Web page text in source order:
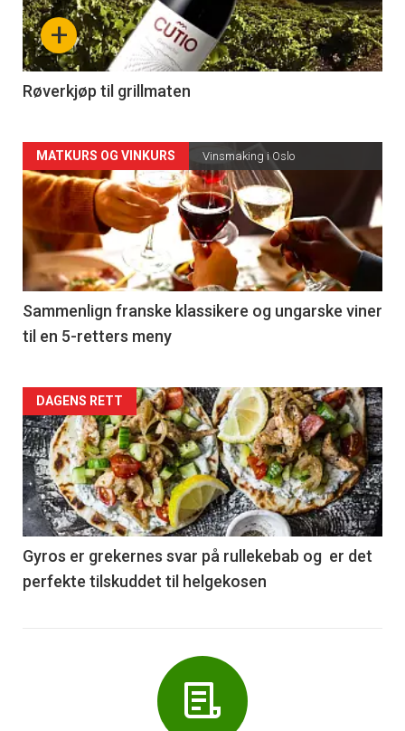
nå
-
4
+
Røverkjøp til grillmaten
Forsiden
akkurat
nå
-
5
MATKURS OG VINKURS Vinsmaking i Oslo
Sammenlign franske klassikere og ungarske viner
til en 5-retters meny
Forsiden
akkurat
nå
-
6
DAGENS RETT
Gyros er grekernes svar på rullekebab og er det
perfekte tilskuddet til helgekosen